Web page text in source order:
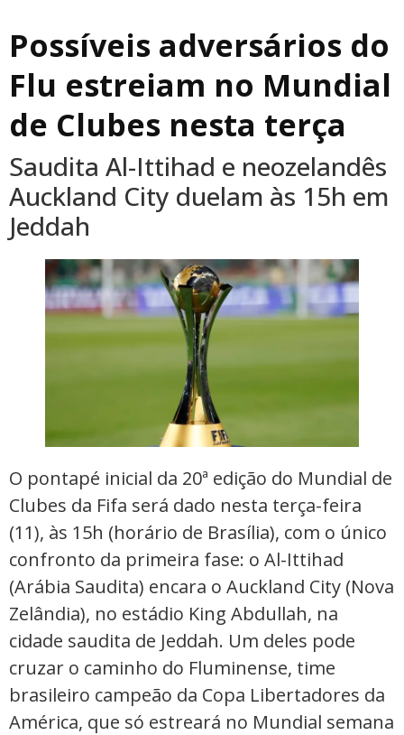
Possíveis adversários do
Flu estreiam no Mundial
de Clubes nesta terça
Saudita Al-Ittihad e neozelandês
Auckland City duelam às 15h em
Jeddah
O pontapé inicial da 20ª edição do Mundial de
Clubes da Fifa será dado nesta terça-feira
(11), às 15h (horário de Brasília), com o único
confronto da primeira fase: o Al-Ittihad
(Arábia Saudita) encara o Auckland City (Nova
Zelândia), no estádio King Abdullah, na
cidade saudita de Jeddah. Um deles pode
cruzar o caminho do Fluminense, time
brasileiro campeão da Copa Libertadores da
América, que só estreará no Mundial semana